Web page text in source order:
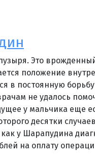
Это
положение
в постоянную борьбу
не удалось
у мальчика еще
десятки
у Шарапудина
на оплату